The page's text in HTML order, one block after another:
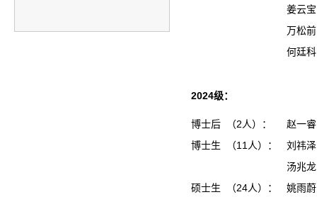
姜云
万松
何廷
2024级：
博士后 （2人）：
赵一睿
博士生 （11人）：
刘祎泽
汤兆龙
硕士生 （24人）：
姚雨